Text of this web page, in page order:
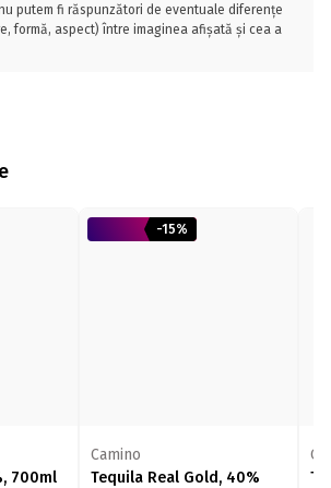
putem fi răspunzători de eventuale diferențe
formă, aspect) între imaginea afișată și cea a
700ml
-15%
Camino
Tequila Real Gold, 40%